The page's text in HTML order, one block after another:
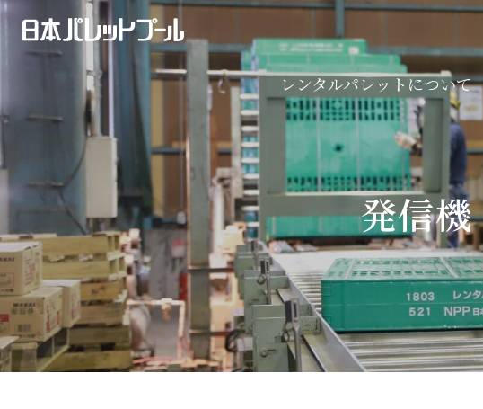
発信
レンタルパレットについて
レンタルパレットの仕組み
導入事例
2024年問題特集
プラスチック製パレット
ネスティングラック
発信機（位置情報サービス）
パレット
2024年問題特集
ネスティングラック
発信機（位置情報サービス）
パレット
ボード・ボックス